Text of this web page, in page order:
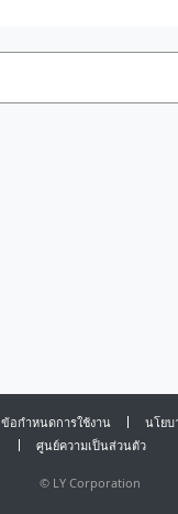
ข้อกำหนดการใช้งาน
นโยบ
ศูนย์ความเป็นส่วนตัว
© LY Corporation